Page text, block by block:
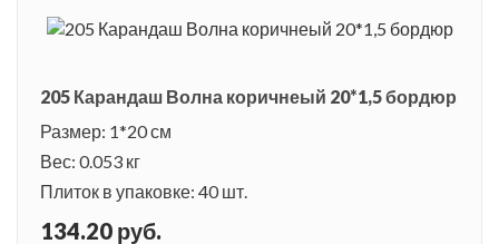
205 Карандаш Волна коричнеый 20*1,5 бордюр
Размер: 1*20 см
Вес: 0.053 кг
Плиток в упаковке: 40 шт.
134.20 руб.